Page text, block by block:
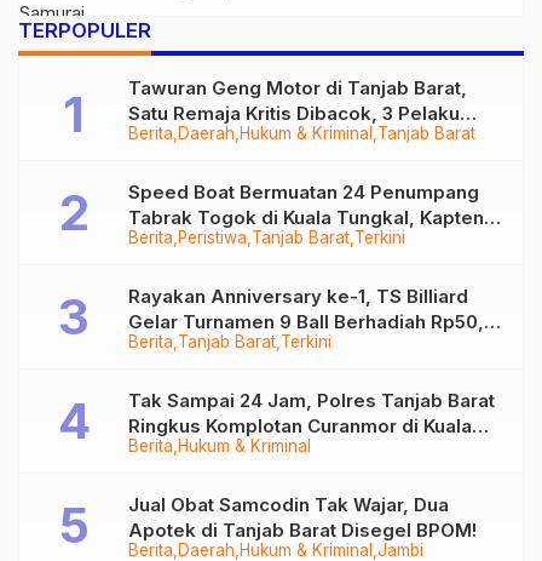
TERPOPULER
Berita Daerah Hukum & Kriminal Tanjab Barat
Tawuran Geng Motor di Tanjab Barat,
Satu Remaja Kritis Dibacok, 3 Pelaku
Ditangkap
Berita Peristiwa Tanjab Barat Terkini
Speed Boat Bermuatan 24 Penumpang
Tabrak Togok di Kuala Tungkal, Kapten
Sempat Hilang
Berita Tanjab Barat Terkini
Rayakan Anniversary ke-1, TS Billiard
Gelar Turnamen 9 Ball Berhadiah Rp50,8
Juta
Berita Hukum & Kriminal
Tak Sampai 24 Jam, Polres Tanjab Barat
Ringkus Komplotan Curanmor di Kuala
Tungkal
Berita Daerah Hukum & Kriminal Jambi
Jual Obat Samcodin Tak Wajar, Dua
Apotek di Tanjab Barat Disegel BPOM!